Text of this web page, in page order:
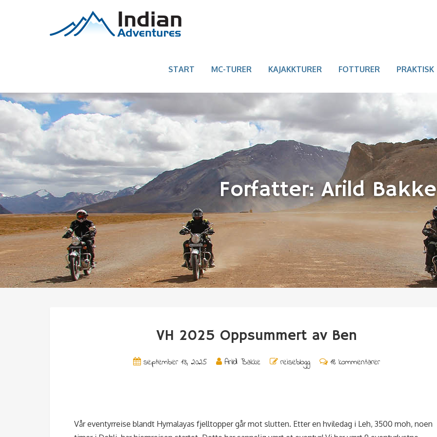
START MC-TURER KAJAKKTURER FOTTURER PRAKTISK
Forfatter: Arild Bakke
VH 2025 Oppsummert av Ben
september 13, 2025 Arild Bakke reiseblogg 18 kommentarer
Vår eventyrreise blandt Hymalayas fjelltopper går mot slutten. Etter en hviledag i Leh, 3500 moh, noen